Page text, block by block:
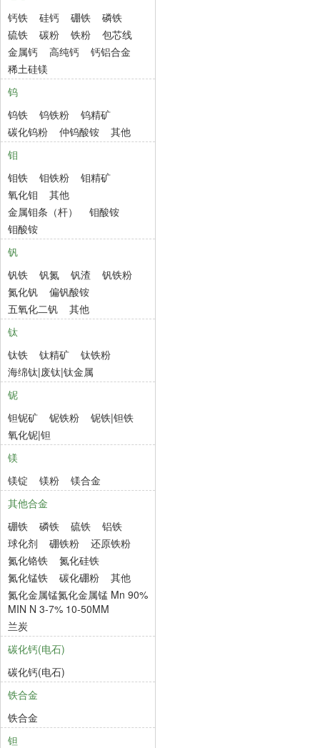
钙铁
硅钙 硼铁
磷铁
硫铁
碳粉 铁粉
包芯线
金属钙
高纯钙
钙铝合金
稀土硅镁
钨
钨铁
钨铁粉
钨精矿
碳化钨粉
仲钨酸铵
其他
钼
钼铁
钼铁粉
钼精矿
氧化钼
其他
金属钼条（杆）
钼酸铵
钼酸铵
钒
钒铁
钒氮 钒渣
钒铁粉
氮化钒
偏钒酸铵
五氧化二钒
其他
钛
钛铁
钛精矿
钛铁粉
海绵钛|废钛|钛金属
铌
钽铌矿
铌铁粉
铌铁|钽铁
氧化铌|钽
镁
镁锭
镁粉
镁合金
其他合金
硼铁
磷铁 硫铁
铝铁
球化剂
硼铁粉
还原铁粉
氮化铬铁
氮化硅铁
氮化锰铁
碳化硼粉
其他
氮化金属锰氮化金属锰 Mn 90%
MIN N 3-7% 10-50MM
兰炭
碳化钙(电石)
碳化钙(电石)
铁合金
铁合金
钽